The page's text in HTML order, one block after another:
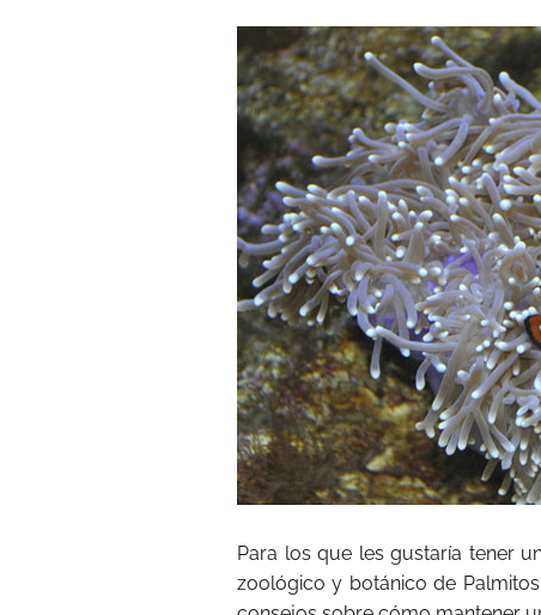
Para los que les gustaría tener
zoológico y botánico de